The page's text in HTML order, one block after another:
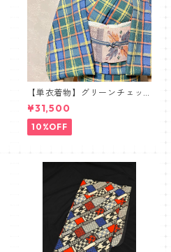
【単衣着物】グリーンチェッ
ク
¥31,500
10%OFF